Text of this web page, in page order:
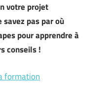
votre projet
pas par où
pour apprendre à
conseils !
formation